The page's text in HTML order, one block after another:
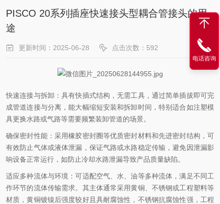
PISCO 20系列插座快速接头型耦合管接头的用
途
更新时间：2025-06-28 点击次数：592
快速连接与拆卸：具有快插式结构，无需工具，通过简单插拔即可完
成管道连接与分离，能大幅缩短安装和拆卸时间，特别适合如注塑模
具更换水路或气路等需要频繁装卸管道的场景。
确保密封性能：采用橡胶密封圈等优质密封材料和先进密封结构，可
有效防止气体或液体泄漏，保证气路或水路稳定传输，避免因泄漏影
响设备正常运行，如防止冷却水路泄漏导致产品质量缺陷。
适应多种流体与环境：可适配空气、水、油等多种流体，满足不同工
作环节的流体传输需求。其主体通常采用黄铜、不锈钢或工程塑料等
材质，黄铜镀镍后强度较好且具耐腐蚀性，不锈钢抗腐蚀性强，工程
电话咨询